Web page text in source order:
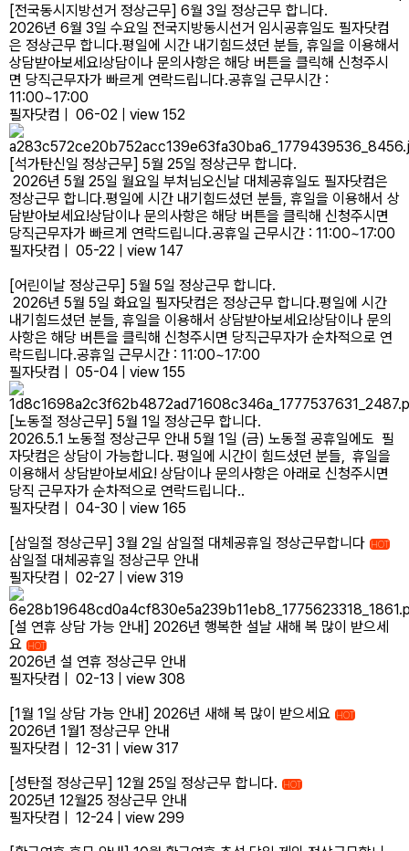
[전국동시지방선거 정상근무] 6월 3일 정상근무 합니다.
2026년 6월 3일 수요일 전국지방동시선거 임시공휴일도 필자닷컴
은 정상근무 합니다.평일에 시간 내기힘드셨던 분들, 휴일을 이용해서
상담받아보세요!상담이나 문의사항은 해당 버튼을 클릭해 신청주시
면 당직근무자가 빠르게 연락드립니다.공휴일 근무시간 :
11:00~17:00
필자닷컴
06-02 view 152
[석가탄신일 정상근무] 5월 25일 정상근무 합니다.
2026년 5월 25일 월요일 부처님오신날 대체공휴일도 필자닷컴은
정상근무 합니다.평일에 시간 내기힘드셨던 분들, 휴일을 이용해서 상
담받아보세요!상담이나 문의사항은 해당 버튼을 클릭해 신청주시면
당직근무자가 빠르게 연락드립니다.공휴일 근무시간 : 11:00~17:00
필자닷컴
05-22
view 147
[어린이날 정상근무] 5월 5일 정상근무 합니다.
2026년 5월 5일 화요일 필자닷컴은 정상근무 합니다.평일에 시간
내기힘드셨던 분들, 휴일을 이용해서 상담받아보세요!상담이나 문의
사항은 해당 버튼을 클릭해 신청주시면 당직근무자가 순차적으로 연
락드립니다.공휴일 근무시간 : 11:00~17:00
필자닷컴
05-04 view 155
[노동절 정상근무] 5월 1일 정상근무 합니다.
2026.5.1 노동절 정상근무 안내 5월 1일 (금) 노동절 공휴일에도 필
자닷컴은 상담이 가능합니다. 평일에 시간이 힘드셨던 분들, 휴일을
이용해서 상담받아보세요! 상담이나 문의사항은 아래로 신청주시면
당직 근무자가 순차적으로 연락드립니다..
필자닷컴
04-30
view 165
[삼일절 정상근무] 3월 2일 삼일절 대체공휴일 정상근무합니다 HOT
삼일절 대체공휴일 정상근무 안내
필자닷컴
02-27 view 319
[설 연휴 상담 가능 안내] 2026년 행복한 설날 새해 복 많이 받으세
요 HOT
2026년 설 연휴 정상근무 안내
필자닷컴
02-13
view 308
[1월 1일 상담 가능 안내] 2026년 새해 복 많이 받으세요 HOT
2026년 1월1 정상근무 안내
필자닷컴
12-31
view 317
[성탄절 정상근무] 12월 25일 정상근무 합니다.
HOT
2025년 12월25 정상근무 안내
필자닷컴
12-24
view 299